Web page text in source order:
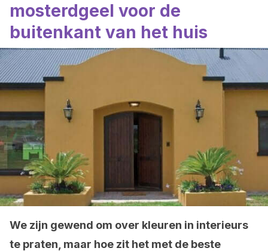
mosterdgeel voor de
buitenkant van het huis
We zijn gewend om over kleuren in interieurs
te praten, maar hoe zit het met de beste